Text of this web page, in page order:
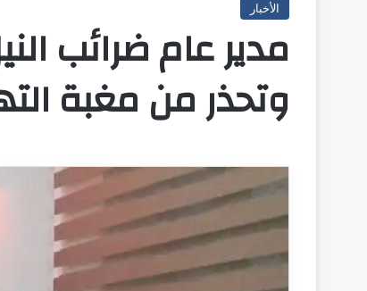
الأخبار
مدير عام ضرائب
وتحذر من مغبة